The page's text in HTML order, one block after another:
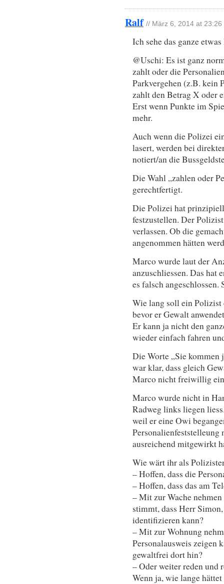
Ralf // März 6, 2014 at 23:26
Ich sehe das ganze
@Uschi: Es ist ganz
zahlt oder die
Parkvergehen (z.B. kein
zahlt den Betrag X oder
Erst wenn Punkte im
mehr.
Auch wenn die Polizei
lasert, werden bei
notiert/an die
Die Wahl „zahlen oder
gerechtfertigt.
Die Polizei hat
festzustellen. Der
verlassen. Ob die
angenommen hätten
Marco wurde laut der
anzuschliessen. Das hat
es falsch
Wie lang soll ein Polizist
bevor er Gewalt
Er kann ja nicht den
wieder einfach fahren
Die Worte „Sie
war klar, dass gleich
Marco nicht freiwillig
Marco wurde nicht in
Radweg links liegen
weil er eine Owi
ausreichend mitgewirkt
Wie wärt ihr als
– Hoffen, dass die
– Hoffen, dass das am
– Mit zur Wache
stimmt, dass Herr
identifizieren kann?
– Mit zur Wohnung
Personalausweis zeigen
gewaltfrei dort hin?
– Oder weiter reden
Wenn ja, wie lange